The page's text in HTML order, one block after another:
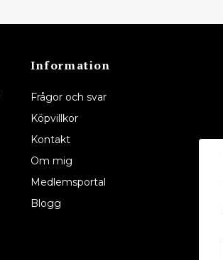
Information
Frågor och svar
Köpvillkor
Kontakt
Om mig
Medlemsportal
Blogg